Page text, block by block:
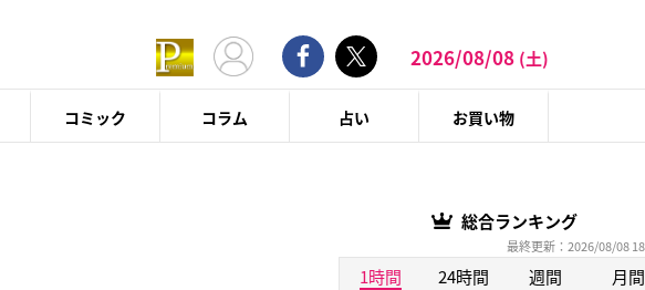
2026/08/08 (土)
コミック コラム 占い お買い物
総合ランキング
最終更新：2026/08/08
1時間 24時間 週間 月間